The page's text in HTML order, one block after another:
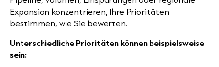
Expansion konzentrieren, Ihre Prioritäten
bestimmen, wie Sie bewerten.
Unterschiedliche Prioritäten können beispielsweise
sein: